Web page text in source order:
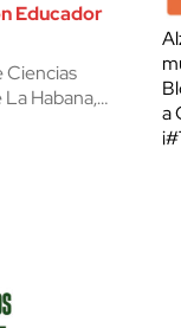
Educador
Ciencias
Habana,…
a